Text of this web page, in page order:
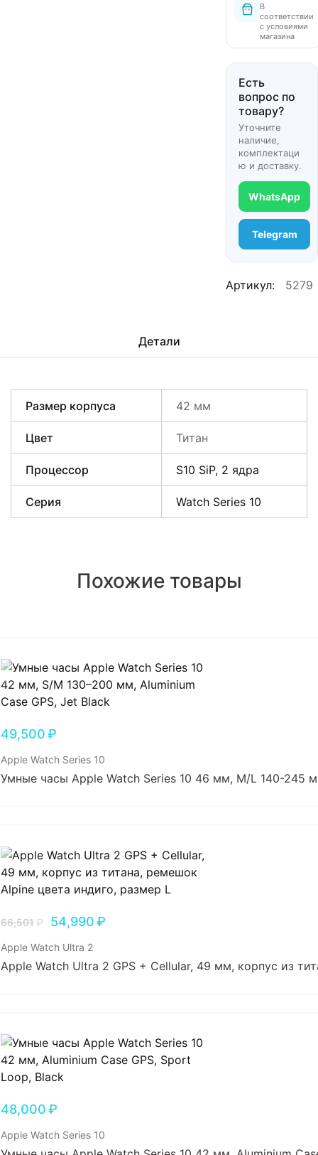
В
соответствии
с условиями
магазина
Есть
вопрос по
товару?
Уточните
наличие,
комплектаци
ю и доставку.
WhatsApp
Telegram
Артикул: 5279
Детали
Размер корпуса 42 мм
Цвет Титан
Процессор S10 SiP, 2 ядра
Серия Watch Series 10
Похожие товары
49,500₽
Apple Watch Series 10
Умные часы Apple Watch Series 10 46 мм, M/L 140-245
66,501₽ 54,990₽
Apple Watch Ultra 2
Apple Watch Ultra 2 GPS + Cellular, 49 мм, корпус из
48,000₽
Apple Watch Series 10